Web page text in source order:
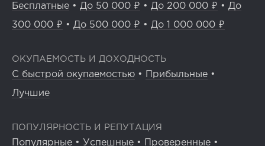
Бесплатные • До 50 000 ₽ • До 200 000 ₽ • До
300 000 ₽ • До 500 000 ₽ • До 1 000 000 ₽
ОКУПАЕМОСТЬ И ДОХОДНОСТЬ
С быстрой окупаемостью • Прибыльные •
Лучшие
ПОПУЛЯРНОСТЬ И РЕПУТАЦИЯ
Популярные • Успешные • Проверенные •